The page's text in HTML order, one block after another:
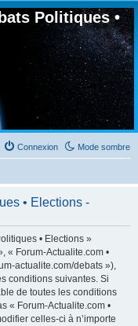
Politiques •
Mode sombre
Connexion
• Elections -
• Elections »
« Forum-Actualite.com •
actualite.com/debats »),
conditions suivantes. Si
de toutes les conditions
« Forum-Actualite.com •
celles-ci à n’importe